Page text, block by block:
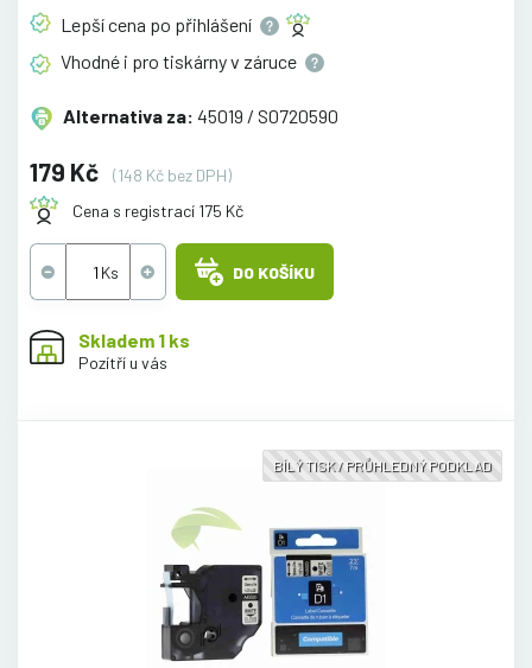
Lepší cena po přihlášení
Vhodné i pro tiskárny v záruce
Alternativa za: 45019 / S0720590
179 Kč
(148 Kč bez DPH)
Cena s registrací 175 Kč
DO KOŠÍKU
Skladem 1 ks
Pozítří u vás
BÍLÝ TISK / PRŮHLEDNÝ PODKLAD